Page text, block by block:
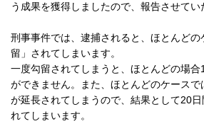
う成果を獲得しましたので、報告させてい
刑事事件では、逮捕されると、ほとんど
留」されてしまいます。
一度勾留されてしまうと、ほとんどの場合
ができません。また、ほとんどのケース
が延長されてしまうので、結果として20
れてしまいます。